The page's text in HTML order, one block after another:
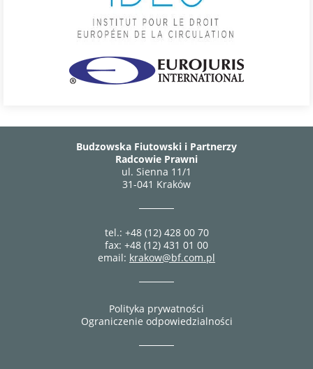
Budzowska Fiutowski i Partnerzy
Radcowie Prawni
ul. Sienna 11/1
31-041 Kraków
tel.: +48 (12) 428 00 70
fax: +48 (12) 431 01 00
email: krakow@bf.com.pl
Polityka prywatności
Ograniczenie odpowiedzialności